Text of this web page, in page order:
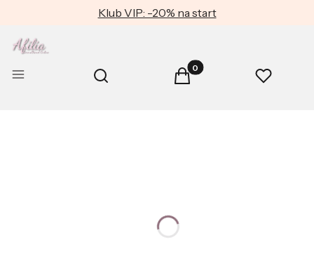
Klub VIP: -20% na start
Menu Otwórz wyszukiwarkę
Szukaj Produkty w koszyku: 0.
Koszyk Ulubione